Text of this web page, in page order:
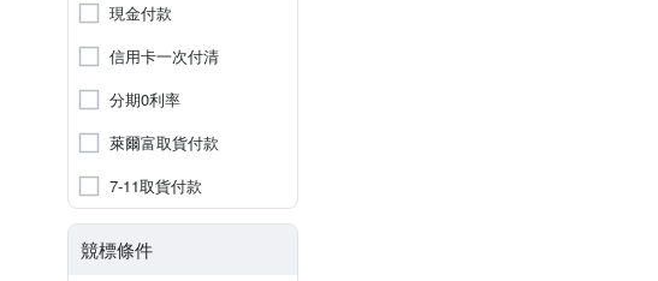
現金付款
信用卡一次付清
分期0利率
萊爾富取貨付款
7-11取貨付款
競標條件